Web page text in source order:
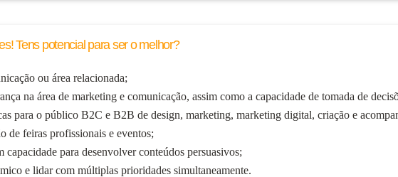
Tens potencial para ser o melhor?
ou área relacionada;
na área de marketing e comunicação, assim como a capacidade de tomada de
para o público B2C e B2B de design, marketing, marketing digital, criação e
de feiras profissionais e eventos;
para desenvolver conteúdos persuasivos;
e lidar com múltiplas prioridades simultaneamente.